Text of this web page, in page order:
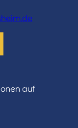
auf